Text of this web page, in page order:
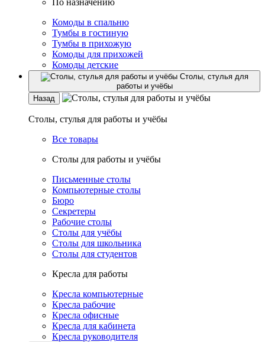
По назначению
Комоды в спальню
Тумбы в гостиную
Тумбы в прихожую
Комоды для прихожей
Комоды детские
Столы, стулья для
работы и учёбы
Назад
Столы, стулья для работы и учёбы
Все товары
Столы для работы и учёбы
Письменные столы
Компьютерные столы
Бюро
Секретеры
Рабочие столы
Столы для учёбы
Столы для школьника
Столы для студентов
Кресла для работы
Кресла компьютерные
Кресла рабочие
Кресла офисные
Кресла для кабинета
Кресла руководителя